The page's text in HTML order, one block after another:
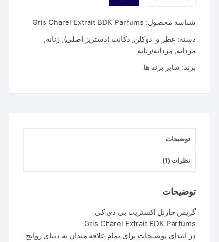
اکستریت
بی
دی
|
عدد
شناسه محصول: Gris Charel Extrait BDK Parfums
دسته: عطر و ادوکلن, دکانت (دستریز اصلی),زنانه,
مردانه, مردانه/زنانه
برند: سایر برند ها
توضیحات
نظرات (1)
توضیحات
گریس چارنل اکستریت بی دی کی
Gris Charel Extrait BDK Parfums
در ابتدای توضیحات برای تمام علاقه مندان به دنیای روایح